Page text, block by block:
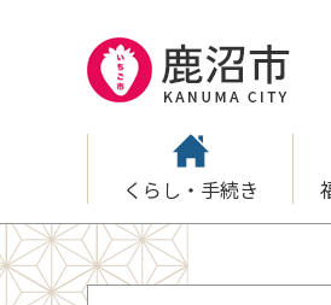
くらし・手続き